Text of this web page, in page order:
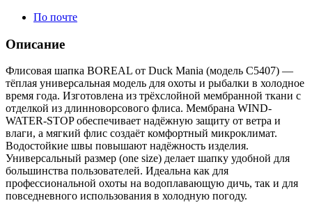
По почте
Описание
Флисовая шапка BOREAL от Duck Mania (модель С5407) —
тёплая универсальная модель для охоты и рыбалки в холодное
время года. Изготовлена из трёхслойной мембранной ткани с
отделкой из длинноворсового флиса. Мембрана WIND-
WATER-STOP обеспечивает надёжную защиту от ветра и
влаги, а мягкий флис создаёт комфортный микроклимат.
Водостойкие швы повышают надёжность изделия.
Универсальный размер (one size) делает шапку удобной для
большинства пользователей. Идеальна как для
профессиональной охоты на водоплавающую дичь, так и для
повседневного использования в холодную погоду.